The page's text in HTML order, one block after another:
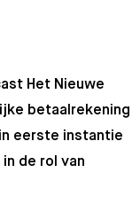
Het Nieuwe
betaalrekening
eerste instantie
de rol van